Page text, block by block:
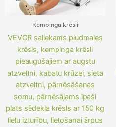
Kempinga krēsli
VEVOR saliekams pludmales
krēsls, kempinga krēsli
pieaugušajiem ar augstu
atzveltni, kabatu krūzei, sieta
atzveltni, pārnēsāšanas
somu, pārnēsājams īpaši
plats sēdekļa krēsls ar 150 kg
lielu izturību, lietošanai ārpus